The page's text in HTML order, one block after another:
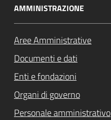
AMMINISTRAZIONE
Aree Amministrative
Documenti e dati
Enti e fondazioni
Organi di governo
Personale amministrativo